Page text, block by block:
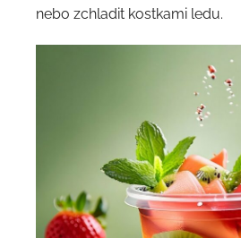
nebo zchladit kostkami ledu.